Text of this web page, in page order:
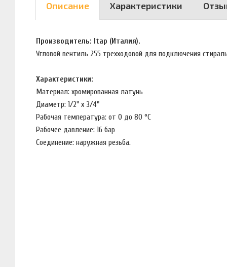
Описание Характеристики
Производитель: Itap (Италия).
Угловой вентиль 255 трехходовой для подключения
Характеристики:
Материал: хромированная латунь
Диаметр: 1/2" х 3/4"
Рабочая температура: от 0 до 80 °С
Рабочее давление: 16 бар
Соединение: наружная резьба.